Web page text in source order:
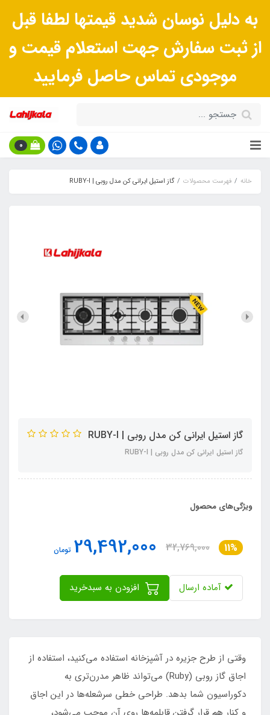
به دلیل نوسان شدید قیمتها لطفا قبل
از ثبت سفارش جهت استعلام قیمت و
موجودی تماس حاصل فرمایید
0
خانه فهرست محصولات گاز استیل ایرانی کن مدل روبی | RUBY-I
گاز استیل ایرانی کن مدل روبی | RUBY-I
گاز استیل ایرانی کن مدل روبی | RUBY-I
ویژگی‌های محصول
11%
32,769,000
29,492,000 تومان
آماده ارسال
وقتی از طرح جزیره در آشپزخانه استفاده می‌کنید، استفاده از
اجاق گاز روبی (Ruby) می‌تواند ظاهر مدرن‌تری به
دکوراسیون شما بدهد. طراحی خطی سرشعله‌ها در این اجاق